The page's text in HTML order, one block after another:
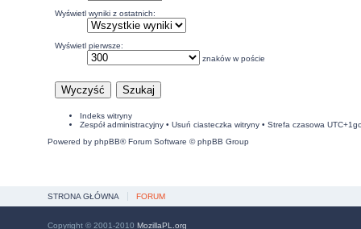
Wyświetl wyniki z ostatnich:
Wyświetl pierwsze:
znaków w poście
Indeks witryny
Zespół administracyjny• Usuń ciasteczka witryny• Strefa czasowa
Powered by phpBB® Forum Software © phpBB Group
STRONA GŁÓWNA FORUM
Copyright © 2001-2010 MozillaPL.org